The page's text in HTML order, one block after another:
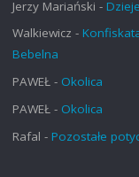
Jerzy Mariański -
Walkiewicz -
Bebelna
PAWEŁ- Okolica
PAWEŁ- Okolica
Rafal - Pozostałe